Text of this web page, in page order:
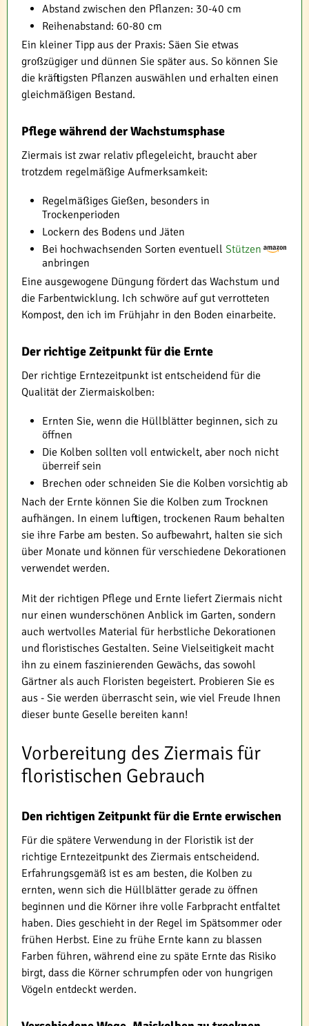
Abstand zwischen den Pflanzen: 30-40 cm
Reihenabstand: 60-80 cm
Ein kleiner Tipp aus der Praxis: Säen Sie etwas
großzügiger und dünnen Sie später aus. So können Sie
die kräftigsten Pflanzen auswählen und erhalten einen
gleichmäßigen Bestand.
Pflege während der Wachstumsphase
Ziermais ist zwar relativ pflegeleicht, braucht aber
trotzdem regelmäßige Aufmerksamkeit:
Regelmäßiges Gießen, besonders in
Trockenperioden
Lockern des Bodens und Jäten
Bei hochwachsenden Sorten eventuell Stützen
anbringen
Eine ausgewogene Düngung fördert das Wachstum und
die Farbentwicklung. Ich schwöre auf gut verrotteten
Kompost, den ich im Frühjahr in den Boden einarbeite.
Der richtige Zeitpunkt für die Ernte
Der richtige Erntezeitpunkt ist entscheidend für die
Qualität der Ziermaiskolben:
Ernten Sie, wenn die Hüllblätter beginnen, sich zu
öffnen
Die Kolben sollten voll entwickelt, aber noch nicht
überreif sein
Brechen oder schneiden Sie die Kolben vorsichtig ab
Nach der Ernte können Sie die Kolben zum Trocknen
aufhängen. In einem luftigen, trockenen Raum behalten
sie ihre Farbe am besten. So aufbewahrt, halten sie sich
über Monate und können für verschiedene Dekorationen
verwendet werden.
Mit der richtigen Pflege und Ernte liefert Ziermais nicht
nur einen wunderschönen Anblick im Garten, sondern
auch wertvolles Material für herbstliche Dekorationen
und floristisches Gestalten. Seine Vielseitigkeit macht
ihn zu einem faszinierenden Gewächs, das sowohl
Gärtner als auch Floristen begeistert. Probieren Sie es
aus - Sie werden überrascht sein, wie viel Freude Ihnen
dieser bunte Geselle bereiten kann!
Vorbereitung des Ziermais für
floristischen Gebrauch
Den richtigen Zeitpunkt für die Ernte erwischen
Für die spätere Verwendung in der Floristik ist der
richtige Erntezeitpunkt des Ziermais entscheidend.
Erfahrungsgemäß ist es am besten, die Kolben zu
ernten, wenn sich die Hüllblätter gerade zu öffnen
beginnen und die Körner ihre volle Farbpracht entfaltet
haben. Dies geschieht in der Regel im Spätsommer oder
frühen Herbst. Eine zu frühe Ernte kann zu blassen
Farben führen, während eine zu späte Ernte das Risiko
birgt, dass die Körner schrumpfen oder von hungrigen
Vögeln entdeckt werden.